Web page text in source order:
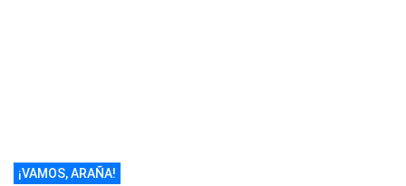
¡VAMOS, ARAÑA!